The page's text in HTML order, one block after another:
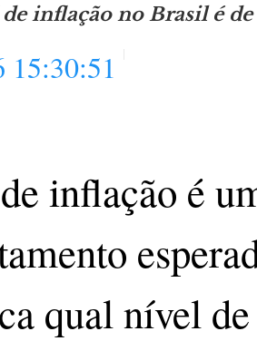
inflação no Brasil é de
15:30:51
inflação é
qual nível